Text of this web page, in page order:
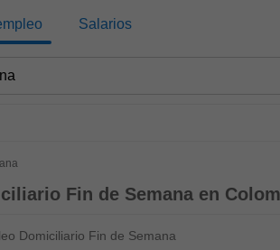
Salarios
Fin de Semana en
Domiciliario Fin de Semana